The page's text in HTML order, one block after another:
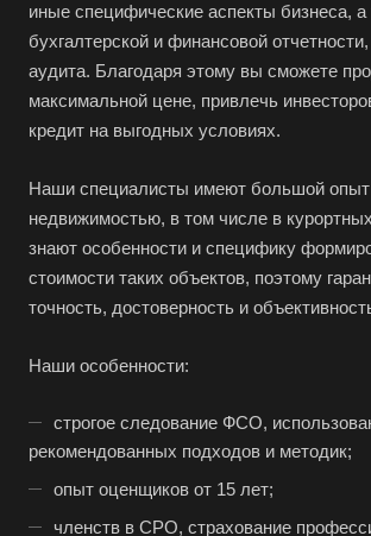
иные специфические аспекты бизнеса,
бухгалтерской и финансовой
аудита. Благодаря этому вы сможете
максимальной цене, привлечь
кредит на выгодных условиях.
Наши специалисты имеют большой
недвижимостью, в том числе в
знают особенности и специфику
стоимости таких объектов, поэтому
точность, достоверность и
Наши особенности:
строгое следование ФСО,
рекомендованных подходов и методик;
опыт оценщиков от 15 лет;
членств в СРО, страхование
Борзя
Боровичи
Братск
Брянск
Бугульма
Бугуруслан
Буй